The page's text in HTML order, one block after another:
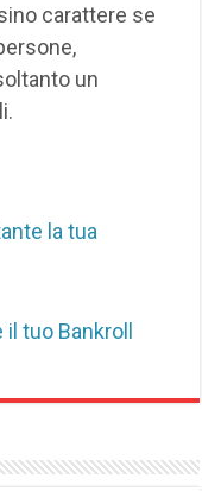
carattere se
un
la tua
il tuo Bankroll